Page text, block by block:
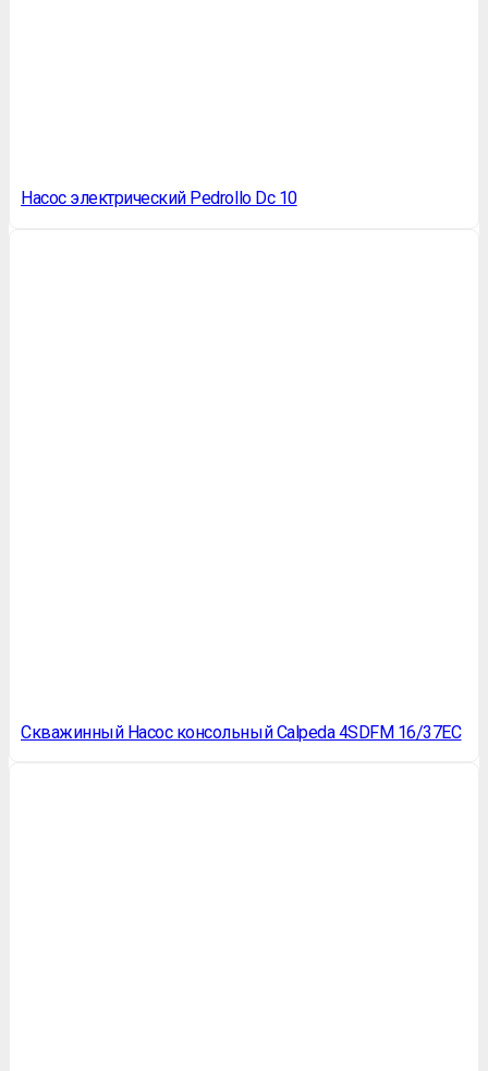
Насос электрический Pedrollo Dc 10
Скважинный Насос консольный Calpeda 4SDFM 16/37EC